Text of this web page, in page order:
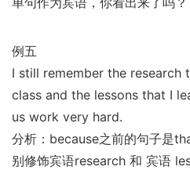
例五
I still remember the research
class and the lessons that I
us work very hard.
分析：because之前的句子是
别修饰宾语research 和 宾语